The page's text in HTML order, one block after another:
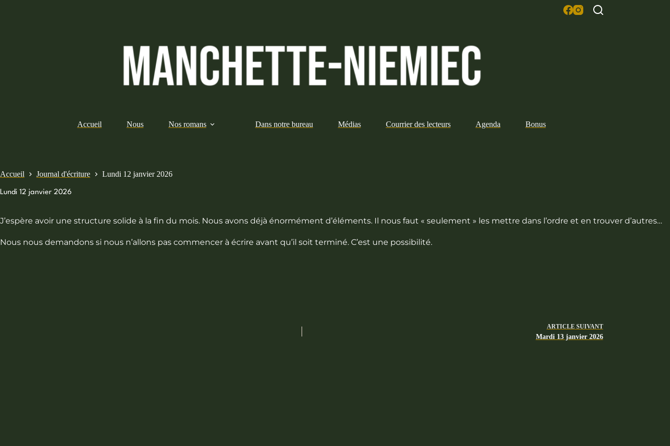
Accueil Nous Nos romans Dans notre bureau Médias Courrier des lecteurs Agenda Bonus
Accueil Journal d'écriture Lundi 12 janvier 2026
Lundi 12 janvier 2026
J’espère avoir une structure solide à la fin du mois. Nous avons déjà énormément d’éléments. Il nous faut « seulement » les mettre dans l’ordre et en trouver d’autres…
Nous nous demandons si nous n’allons pas commencer à écrire avant qu’il soit terminé. C’est une possibilité.
ARTICLESUIVANT
Mardi 13 janvier 2026